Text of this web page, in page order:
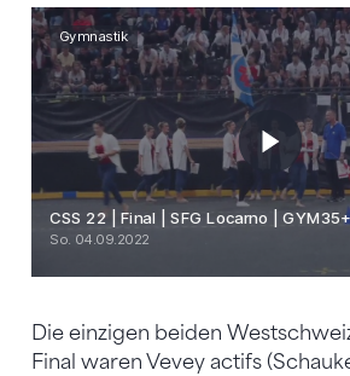
Die einzigen beiden
Final waren Vevey actifs